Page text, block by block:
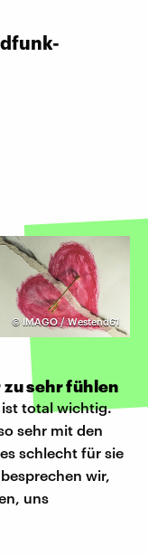
© IMAGO / Westend61
sehr fühlen
ist total wichtig.
sehr mit den
schlecht für sie
wir,
uns